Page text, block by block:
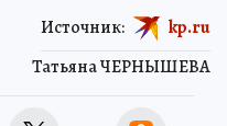
Татьяна ЧЕРНЫШЕВА
Источник: kp.ru